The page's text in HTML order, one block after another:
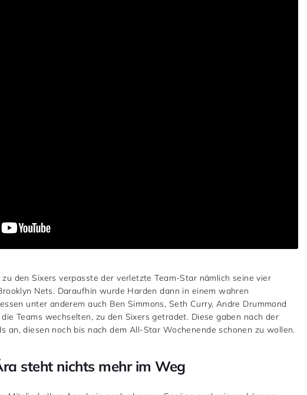
den Sixers verpasste der verletzte Team-Star nämlich seine vier
Nets. Daraufhin wurde Harden dann in einem wahren
unter anderem auch Ben Simmons, Seth Curry, Andre Drummond
Teams wechselten, zu den Sixers getradet. Diese gaben nach der
an, diesen noch bis nach dem All-Star Wochenende schonen zu wollen.
steht nichts mehr im Weg